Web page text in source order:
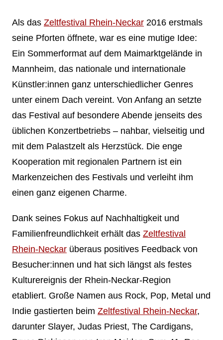
Als das Zeltfestival Rhein-Neckar2016 erstmals
seine Pforten öffnete, war es eine mutige Idee:
Ein Sommerformat auf dem Maimarktgelände in
Mannheim, das nationale und internationale
Künstler:innen ganz unterschiedlicher Genres
unter einem Dach vereint. Von Anfang an setzte
das Festival auf besondere Abende jenseits des
üblichen Konzertbetriebs – nahbar, vielseitig und
mit dem Palastzelt als Herzstück. Die enge
Kooperation mit regionalen Partnern ist ein
Markenzeichen des Festivals und verleiht ihm
einen ganz eigenen Charme.
Dank seines Fokus auf Nachhaltigkeit und
Familienfreundlichkeit erhält das Zeltfestival
Rhein-Neckarüberaus positives Feedback von
Besucher:innen und hat sich längst als festes
Kulturereignis der Rhein-Neckar-Region
etabliert. Große Namen aus Rock, Pop, Metal und
Indie gastierten beim Zeltfestival Rhein-Neckar,
darunter Slayer, Judas Priest, The Cardigans,